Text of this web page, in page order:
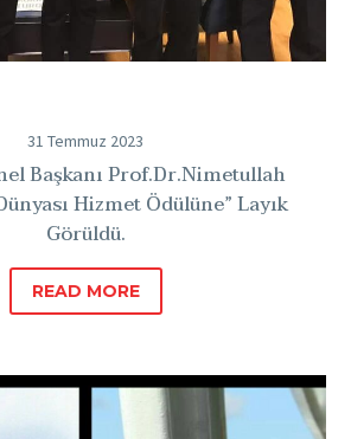
31 Temmuz 2023
Başkanı Prof.Dr.Nimetullah
Hizmet Ödülüne” Layık
Görüldü.
READ MORE